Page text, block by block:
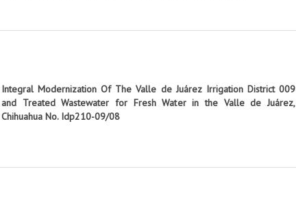
Integral Modernization Of The Valle de Juárez Irrigation District 009
and Treated Wastewater for Fresh Water in the Valle de Juárez,
Chihuahua No. Idp210-09/08